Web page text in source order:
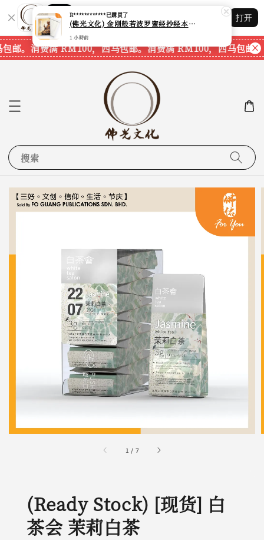
Shopping: 追踪您的订单
您信赖的商店
打开
邮。 消费满 RM100，西马包邮。消费满 RM100，西马包邮。
搜索
1 / 7
(Ready Stock) [现货] 白
茶会 茉莉白茶
R************已購買了
(佛光文化) 金刚般若波罗蜜经抄经本 The Diamond Prajnaparamita Sutra Calligraphy Book 现货速发
1 小時前